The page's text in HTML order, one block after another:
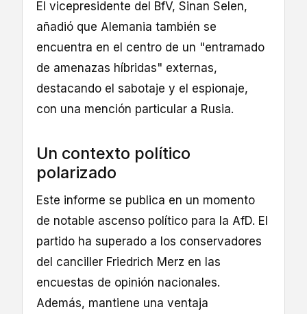
El vicepresidente del BfV, Sinan Selen,
añadió que Alemania también se
encuentra en el centro de un "entramado
de amenazas híbridas" externas,
destacando el sabotaje y el espionaje,
con una mención particular a Rusia.
Un contexto político
polarizado
Este informe se publica en un momento
de notable ascenso político para la AfD. El
partido ha superado a los conservadores
del canciller Friedrich Merz en las
encuestas de opinión nacionales.
Además, mantiene una ventaja